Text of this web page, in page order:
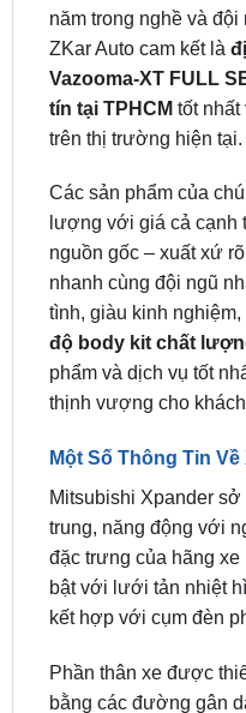
Vazooma-XT FULL
tín tại TPHCMtốt nhất
trên thị trường hiện tại.
Các sản phẩm của
nguồn gốc – xuất xứ
nhanh cùng đội ngũ
tình, giàu kinh
độ body kit chất
phẩm và dịch vụ tốt
thịnh vượng cho
Một Số Thông Tin Về
trung, năng động với
đặc trưng của hãng xe
bật với lưới tản nhiệt
kết hợp với cụm đèn
Phần thân xe được
16 inch được thiết kế
Gương chiếu hậu